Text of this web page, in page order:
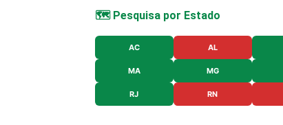
🗺️ Pesquisa por Estado
AC AL
MA MG
RJ RN